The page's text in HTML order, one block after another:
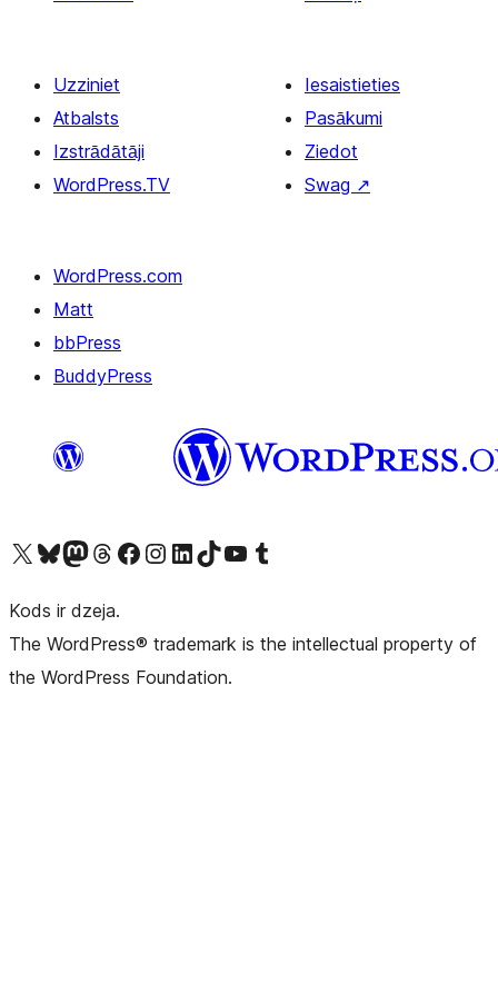
Uzziniet
Atbalsts
Izstrādātāji
WordPress.TV
Iesaistieties
Pasākumi
Ziedot
Swag ↗
WordPress.com
Matt
bbPress
BuddyPress
Apmeklējiet mūsu X (agrāk Twitter) kontu
Apmeklējiet mūsu Bluesky kontu
Apmeklējiet mūsu Mastodon kontu
Apmeklējiet mūsu Threads kontu
Apmeklējiet mūsu Facebook lapuApmeklējiet mūsu Instagram kontu
Apmeklējiet mūsu LinkedIn kontu
Apmeklējiet mūsu TikTok kontu
Apmeklējiet mūsu YouTube kanālu
Apmeklējiet mūsu Tumblr kontu
Kods ir dzeja.
The WordPress® trademark is the intellectual property of
the WordPress Foundation.